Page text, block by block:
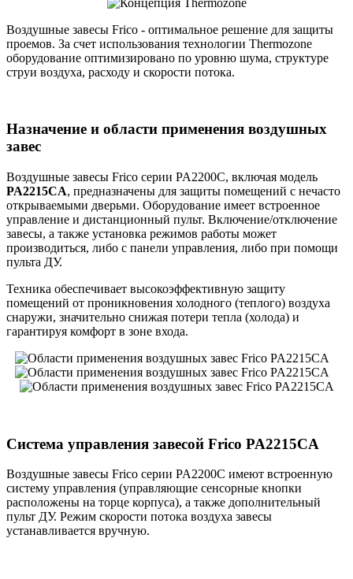
Воздушные завесы Frico - оптимальное решение для защиты
проемов. За счет использования технологии Thermozone
оборудование оптимизировано по уровню шума, структуре
струи воздуха, расходу и скорости потока.
Назначение и области применения воздушных
завес
Воздушные завесы Frico серии PA2200C, включая модель
PA2215CA, предназначены для защиты помещений с нечасто
открываемыми дверьми. Оборудование имеет встроенное
управление и дистанционный пульт. Включение/отключение
завесы, а также установка режимов работы может
производиться, либо с панели управления, либо при помощи
пульта ДУ.
Техника обеспечивает высокоэффективную защиту
помещений от проникновения холодного (теплого) воздуха
снаружи, значительно снижая потери тепла (холода) и
гарантируя комфорт в зоне входа.
Система управления завесой Frico PA2215CA
Воздушные завесы Frico серии PA2200C имеют встроенную
систему управления (управляющие сенсорные кнопки
расположены на торце корпуса), а также дополнительный
пульт ДУ. Режим скорости потока воздуха завесы
устанавливается вручную.